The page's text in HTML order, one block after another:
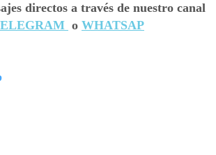
directos a través de nuestro canal
o WHATSAP